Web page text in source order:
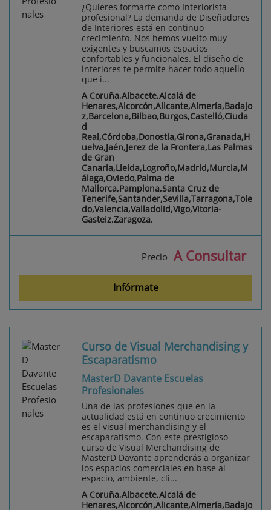
¿Quieres formarte como Interiorista
profesional? La demanda de Diseñadores
de Interiores está en continuo
crecimiento. Nos hemos vuelto muy
exigentes y buscamos espacios
confortables y funcionales. El diseño de
interiores te permite hacer todo aquello
que i...
A Coruña,Albacete,Alcalá de
Henares,Alcorcón,Alicante,Almería,Badajo
z,Barcelona,Bilbao,Burgos,Castelló,Ciuda
d
Real,Córdoba,Donostia,Girona,Granada,H
uelva,Jaén,Jerez de la Frontera,Las Palmas
de Gran
Canaria,Lleida,Logroño,Madrid,Murcia,M
álaga,Oviedo,Palma de
Mallorca,Pamplona,Santa Cruz de
Tenerife,Santander,Sevilla,Tarragona,Tole
do,Valencia,Valladolid,Vigo,Vitoria-
Gasteiz,Zaragoza,
Precio A Consultar
Infórmate
Curso de Visual Merchandising y
Escaparatismo
MasterD Davante Escuelas
Profesionales
Una de las profesiones que en la
actualidad está en continuo crecimiento
es el visual merchandising y el
escaparatismo. Con este prestigioso
curso de Visual Merchandising de
MasterD Davante aprenderás a organizar
los espacios comerciales en base al
espacio, ambiente, cli...
A Coruña,Albacete,Alcalá de
Henares,Alcorcón,Alicante,Almería,Badajo